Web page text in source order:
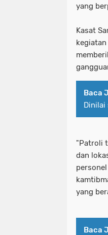
yang
Kasat
Baca
Dinilai
"Patroli
dan
yang
Baca